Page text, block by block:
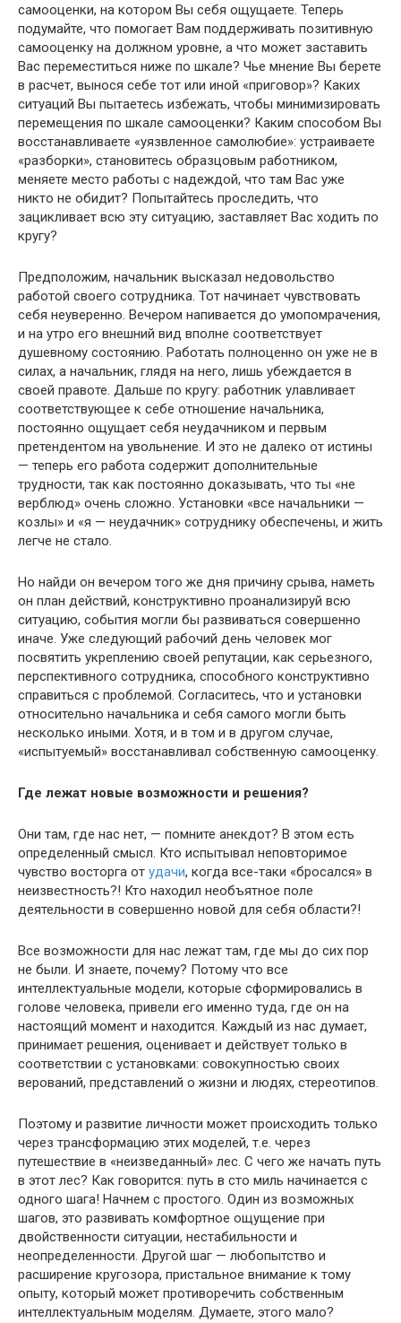
самооценки, на котором Вы себя ощущаете. Теперь
подумайте, что помогает Вам поддерживать позитивную
самооценку на должном уровне, а что может заставить
Вас переместиться ниже по шкале? Чье мнение Вы берете
в расчет, вынося себе тот или иной «приговор»? Каких
ситуаций Вы пытаетесь избежать, чтобы минимизировать
перемещения по шкале самооценки? Каким способом Вы
восстанавливаете «уязвленное самолюбие»: устраиваете
«разборки», становитесь образцовым работником,
меняете место работы с надеждой, что там Вас уже
никто не обидит? Попытайтесь проследить, что
зацикливает всю эту ситуацию, заставляет Вас ходить по
кругу?
Предположим, начальник высказал недовольство
работой своего сотрудника. Тот начинает чувствовать
себя неуверенно. Вечером напивается до умопомрачения,
и на утро его внешний вид вполне соответствует
душевному состоянию. Работать полноценно он уже не в
силах, а начальник, глядя на него, лишь убеждается в
своей правоте. Дальше по кругу: работник улавливает
соответствующее к себе отношение начальника,
постоянно ощущает себя неудачником и первым
претендентом на увольнение. И это не далеко от истины
— теперь его работа содержит дополнительные
трудности, так как постоянно доказывать, что ты «не
верблюд» очень сложно. Установки «все начальники —
козлы» и «я — неудачник» сотруднику обеспечены, и жить
легче не стало.
Но найди он вечером того же дня причину срыва, наметь
он план действий, конструктивно проанализируй всю
ситуацию, события могли бы развиваться совершенно
иначе. Уже следующий рабочий день человек мог
посвятить укреплению своей репутации, как серьезного,
перспективного сотрудника, способного конструктивно
справиться с проблемой. Согласитесь, что и установки
относительно начальника и себя самого могли быть
несколько иными. Хотя, и в том и в другом случае,
«испытуемый» восстанавливал собственную самооценку.
Где лежат новые возможности и решения?
Они там, где нас нет, — помните анекдот? В этом есть
определенный смысл. Кто испытывал неповторимое
чувство восторга от удачи, когда все-таки «бросался» в
неизвестность?! Кто находил необъятное поле
деятельности в совершенно новой для себя области?!
Все возможности для нас лежат там, где мы до сих пор
не были. И знаете, почему? Потому что все
интеллектуальные модели, которые сформировались в
голове человека, привели его именно туда, где он на
настоящий момент и находится. Каждый из нас думает,
принимает решения, оценивает и действует только в
соответствии с установками: совокупностью своих
верований, представлений о жизни и людях, стереотипов.
Поэтому и развитие личности может происходить только
через трансформацию этих моделей, т.е. через
путешествие в «неизведанный» лес. С чего же начать путь
в этот лес? Как говорится: путь в сто миль начинается с
одного шага! Начнем с простого. Один из возможных
шагов, это развивать комфортное ощущение при
двойственности ситуации, нестабильности и
неопределенности. Другой шаг — любопытство и
расширение кругозора, пристальное внимание к тому
опыту, который может противоречить собственным
интеллектуальным моделям. Думаете, этого мало?